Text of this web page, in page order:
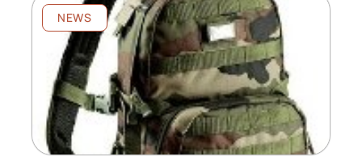
NEWS